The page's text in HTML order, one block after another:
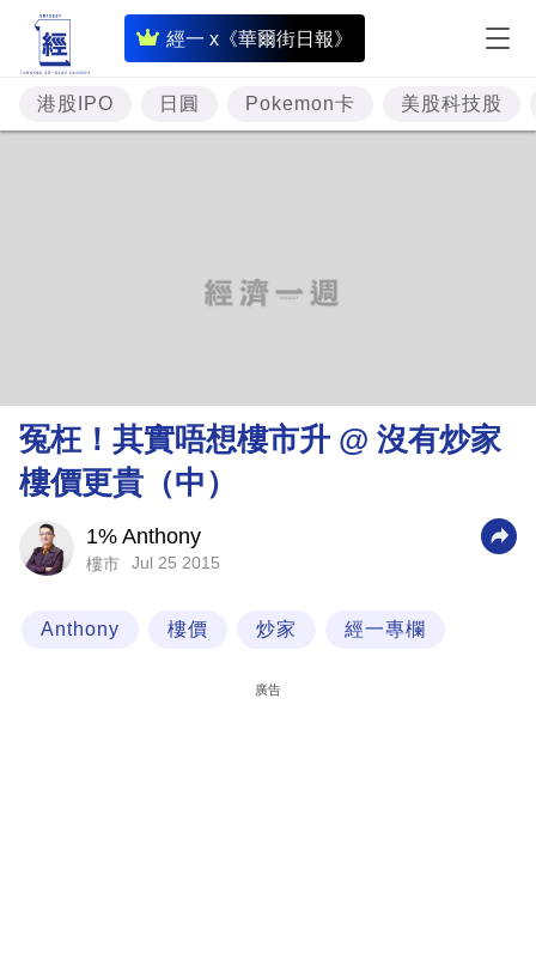
經一 x《華爾街日報》
即
時
財
經
理
財
商
科
港股IPO 日圓 Pokemon卡 美股科技股
冤枉！其實唔想樓市升 @ 沒有炒家
樓價更貴（中）
1% Anthony
樓市 Jul 25 2015
Anthony 樓價 炒家 經一專欄
廣告